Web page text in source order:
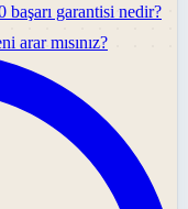
başarı garantisi nedir?
arar mısınız?